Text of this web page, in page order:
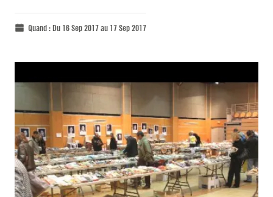
Quand :Du 16 Sep 2017 au 17 Sep 2017